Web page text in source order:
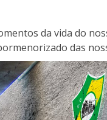
da vida do
das